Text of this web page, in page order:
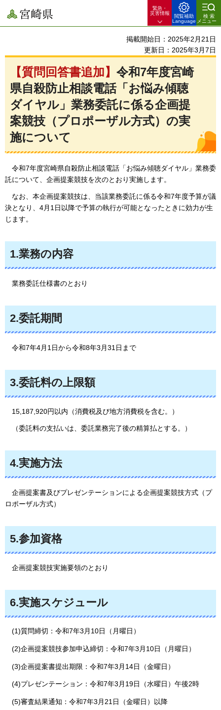
宮崎県
緊急・
災害情報
閲覧補助
Language
検索
メニュー
掲載開始日：2025年2月21日
更新日：2025年3月7日
【質問回答書追加】 令和7年度宮崎
県自殺防止相談電話「お悩み傾聴
ダイヤル」業務委託に係る企画提
案競技（プロポーザル方式）の実
施について
令和7年度宮崎県自殺防止相談電話「お悩み傾聴ダイヤル」業務委
託について、企画提案競技を次のとおり実施します。
なお、本企画提案競技は、当該業務委託に係る令和7年度予算が議
決となり、4月1日以降で予算の執行が可能となったときに効力が生
じます。
1.業務の内容
業務委託仕様書のとおり
2.委託期間
令和7年4月1日から令和8年3月31日まで
3.委託料の上限額
15,187,920円以内（消費税及び地方消費税を含む。）
（委託料の支払いは、委託業務完了後の精算払とする。）
4.実施方法
企画提案書及びプレゼンテーションによる企画提案競技方式（プ
ロポーザル方式）
5.参加資格
企画提案競技実施要領のとおり
6.実施スケジュール
(1)質問締切：令和7年3月10日（月曜日）
(2)企画提案競技参加申込締切：令和7年3月10日（月曜日）
(3)企画提案書提出期限：令和7年3月14日（金曜日）
(4)プレゼンテーション：令和7年3月19日（水曜日）午後2時
(5)審査結果通知：令和7年3月21日（金曜日）以降